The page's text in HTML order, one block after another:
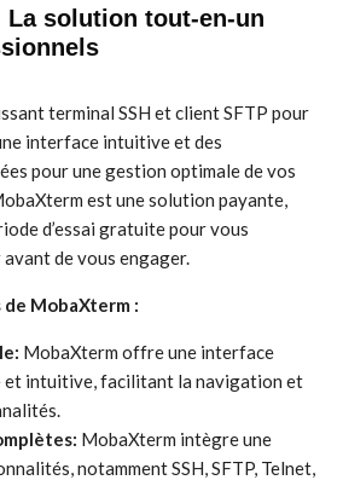
La solution tout-en-un
terminal SSH et client SFTP pour
interface intuitive et des
pour une gestion optimale de vos
est une solution payante,
d’essai gratuite pour vous
de vous engager.
MobaXterm :
MobaXterm offre une interface
et intuitive, facilitant la navigation et
MobaXterm intègre une
notamment SSH, SFTP, Telnet,